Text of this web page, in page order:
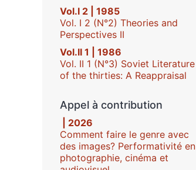
Vol.I 2 | 1985
Vol. I 2 (N°2) Theories and
Perspectives II
Vol.II 1 | 1986
Vol. II 1 (N°3) Soviet Literature
of the thirties: A Reappraisal
Appel à contribution
| 2026
Comment faire le genre avec
des images? Performativité en
photographie, cinéma et